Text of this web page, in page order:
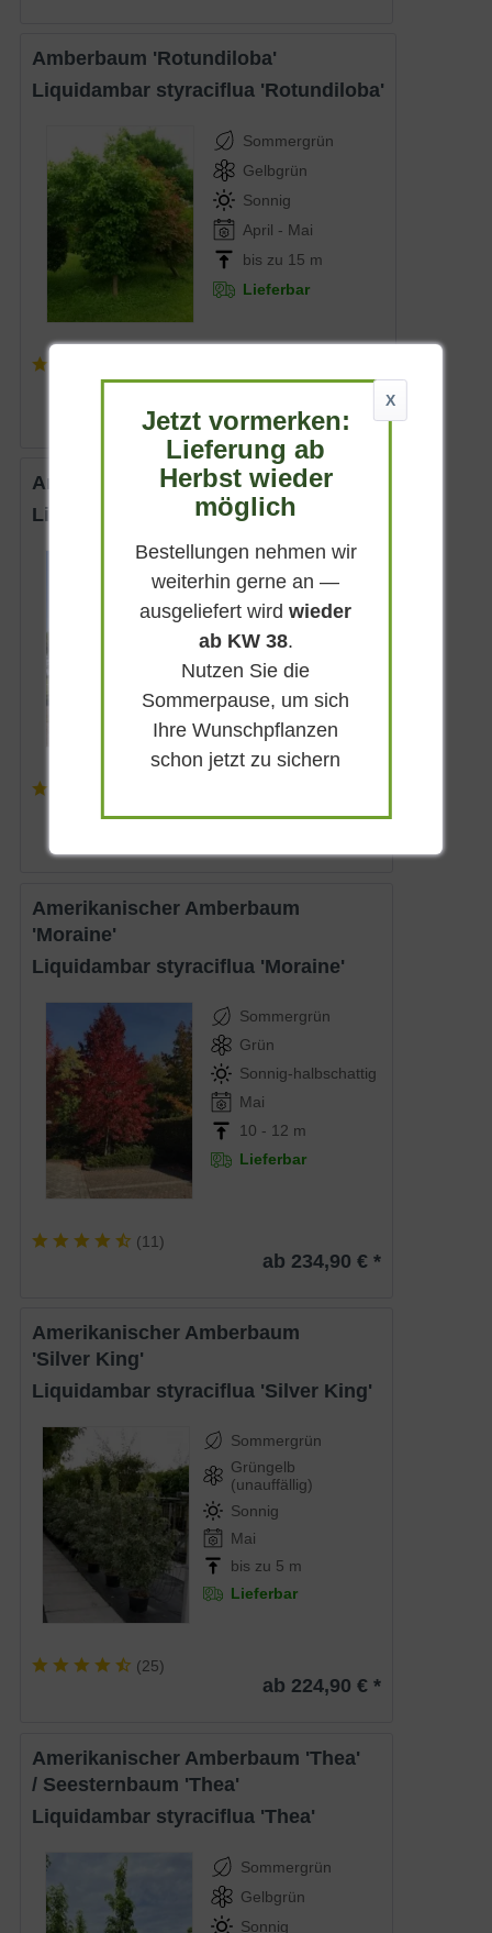
Amberbaum 'Rotundiloba'
Liquidambar styraciflua 'Rotundiloba'
Sommergrün
Gelbgrün
Sonnig
April - Mai
bis zu 15 m
Lieferbar
ab 44,90 € *
Amberbaum 'Stared'
Liquidambar styraciflua 'Stared'
Rotviolett
Lieferbar
Amerikanischer Amberbaum
'Moraine'
Liquidambar styraciflua 'Moraine'
Sommergrün
Grün
Sonnig-halbschattig
Mai
10 - 12 m
Lieferbar
(11)
ab 234,90 € *
Amerikanischer Amberbaum
'Silver King'
Liquidambar styraciflua 'Silver King'
Sommergrün
Grüngelb
(unauffällig)
Sonnig
Mai
bis zu 5 m
Lieferbar
(25)
ab 224,90 € *
Amerikanischer Amberbaum 'Thea'
/ Seesternbaum 'Thea'
Liquidambar styraciflua 'Thea'
Sommergrün
Gelbgrün
Sonnig
X
Jetzt vormerken:
Lieferung ab
Herbst wieder
möglich
Bestellungen nehmen wir
weiterhin gerne an —
ausgeliefert wirdwieder
ab KW 38.
Nutzen Sie die
Sommerpause, um sich
Ihre Wunschpflanzen
schon jetzt zu sichern